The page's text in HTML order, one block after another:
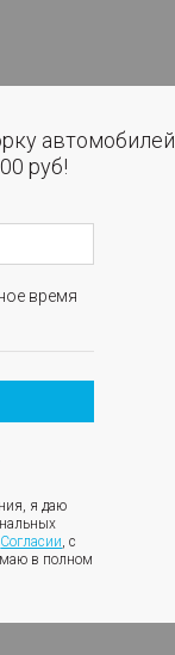
автомобилей
руб!
время
я даю
Согласии, с
в полном